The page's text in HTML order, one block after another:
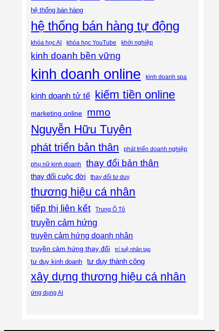
hệ thống bán hàng
hệ thống bán hàng tự động
khóa học AI khóa học YouTube khởi nghiệp
kinh doanh bền vững
kinh doanh online kinh doanh spa
kinh doanh tử tế kiếm tiền online
marketing online mmo
Nguyễn Hữu Tuyên
phát triển bản thân phát triển doanh nghiệp
phụ nữ kinh doanh thay đổi bản thân
thay đổi cuộc đời thay đổi tư duy
thương hiệu cá nhân
tiếp thị liên kết Trung Ô Tô
truyền cảm hứng
truyền cảm hứng doanh nhân
truyền cảm hứng thay đổi trí tuệ nhân tạo
tư duy kinh doanh tư duy thành công
xây dựng thương hiệu cá nhân
ứng dụng AI